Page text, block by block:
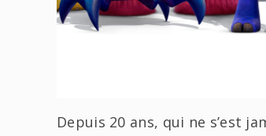
Depuis 20 ans, qui ne s’est